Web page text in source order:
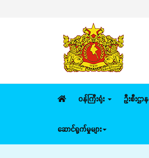
ဝန်ကြီးရုံး ဦးစီးဌာန
ဆောင်ရွက်မှုများ